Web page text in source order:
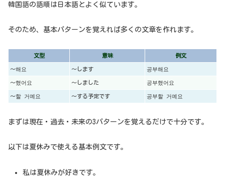
韓国語の語順は日本語とよく似ています。
そのため、基本パターンを覚えれば多くの文章を作れます。
文型 意味 例文
〜해요 〜します 공부해요
〜했어요 〜しました 공부했어요
〜할 거예요 〜する予定です 공부할 거예요
まずは現在・過去・未来の3パターンを覚えるだけで十分です。
以下は夏休みで使える基本例文です。
私は夏休みが好きです。